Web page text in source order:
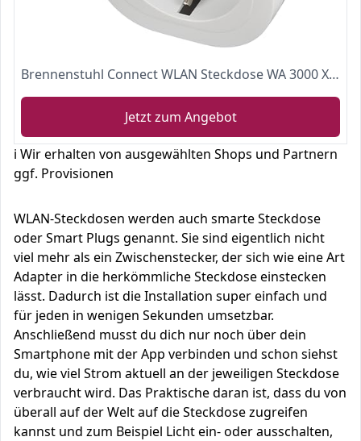
Brennenstuhl Connect WLAN Steckdose WA 3000 XS01 (WIFI Steckdose 2.4 GHz kompatibel mit Alexa und Google Assistant, kein Hub erforderlich, smarte Steckdose mit Zeitschaltuhr, kostenlose App)
Jetzt zum Angebot
ℹ️ Wir erhalten von ausgewählten Shops und Partnern
ggf. Provisionen
WLAN-Steckdosen werden auch smarte Steckdose
oder Smart Plugs genannt. Sie sind eigentlich nicht
viel mehr als ein Zwischenstecker, der sich wie eine Art
Adapter in die herkömmliche Steckdose einstecken
lässt. Dadurch ist die Installation super einfach und
für jeden in wenigen Sekunden umsetzbar.
Anschließend musst du dich nur noch über dein
Smartphone mit der App verbinden und schon siehst
du, wie viel Strom aktuell an der jeweiligen Steckdose
verbraucht wird. Das Praktische daran ist, dass du von
überall auf der Welt auf die Steckdose zugreifen
kannst und zum Beispiel Licht ein- oder ausschalten,